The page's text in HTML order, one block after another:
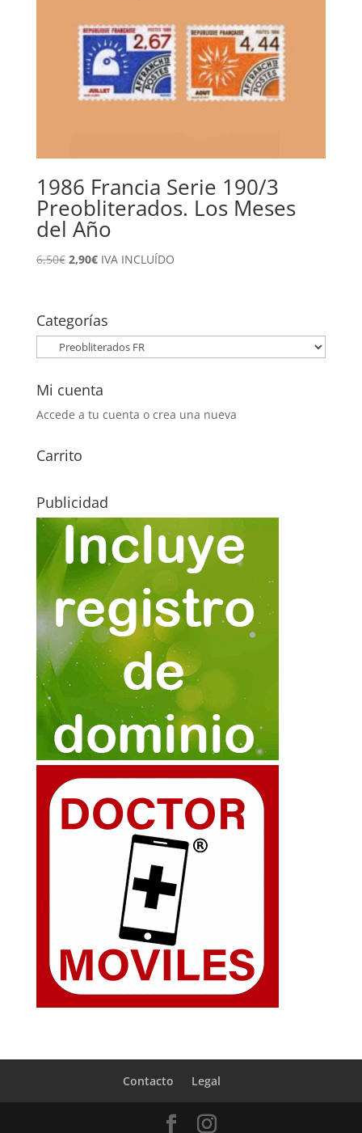
1986 Francia Serie 190/3
Preobliterados. Los Meses
del Año
6,50€ El
era:
6,50€.
2,90€El
es:
2,90€.
IVA INCLUÍDO
Categorías
Mi cuenta
Accede a tu cuenta o crea una nueva
Carrito
Publicidad
Contacto Legal